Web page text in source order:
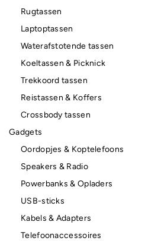
Rugtassen
Laptoptassen
Waterafstotende tassen
Koeltassen & Picknick
Trekkoord tassen
Reistassen & Koffers
Crossbody tassen
Gadgets
Oordopjes & Koptelefoons
Speakers & Radio
Powerbanks & Opladers
USB-sticks
Kabels & Adapters
Telefoonaccessoires